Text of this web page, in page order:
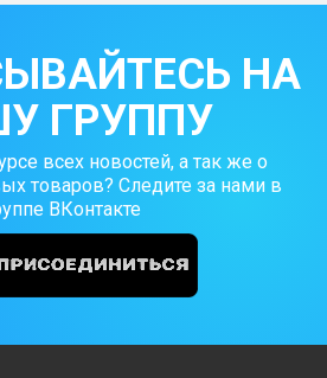
НА
ГРУППУ
всех новостей, а так же о
товаров? Следите за нами в
ВКонтакте